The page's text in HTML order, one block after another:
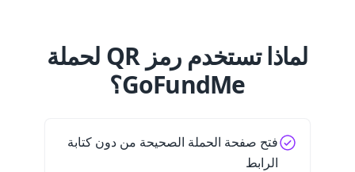
لماذا تستخدم رمز QR لحملة
GoFundMe؟
فتح صفحة الحملة الصحيحة من دون كتابة
الرابط